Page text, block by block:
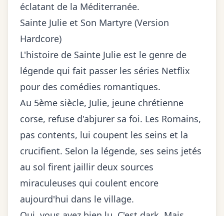
éclatant de la Méditerranée.
Sainte Julie et Son Martyre (Version
Hardcore)
L'histoire de Sainte Julie est le genre de
légende qui fait passer les séries Netflix
pour des comédies romantiques.
Au 5ème siècle, Julie, jeune chrétienne
corse, refuse d'abjurer sa foi. Les Romains,
pas contents, lui coupent les seins et la
crucifient. Selon la légende, ses seins jetés
au sol firent jaillir deux sources
miraculeuses qui coulent encore
aujourd'hui dans le village.